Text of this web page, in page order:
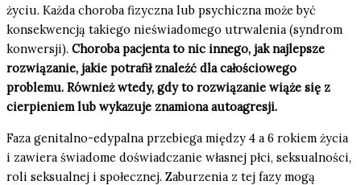
życiu. Każda choroba fizyczna lub psychiczna może być
konsekwencją takiego nieświadomego utrwalenia (syndrom
konwersji). Choroba pacjenta to nic innego, jak najlepsze
rozwiązanie, jakie potrafił znaleźć dla całościowego
problemu. Również wtedy, gdy to rozwiązanie wiąże się z
cierpieniem lub wykazuje znamiona autoagresji.
Faza genitalno-edypalna przebiega między 4 a 6 rokiem życia
i zawiera świadome doświadczanie własnej płci, seksualności,
roli seksualnej i społecznej. Zaburzenia z tej fazy mogą